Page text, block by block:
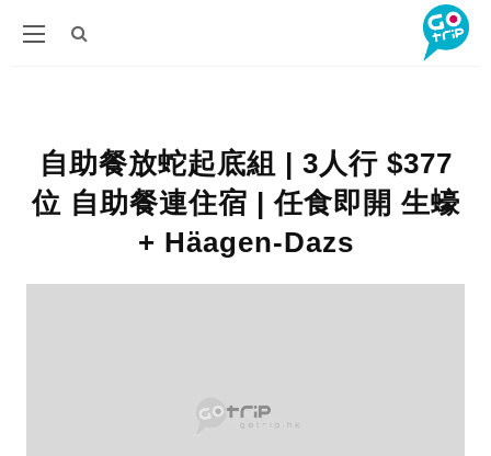
自助餐放蛇起底組 | 3人行 $377
位 自助餐連住宿 | 任食即開 生蠔
+ Häagen-Dazs